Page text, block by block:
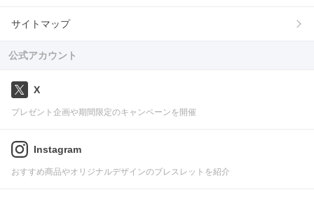
サイトマップ
公式アカウント
X
プレゼント企画や期間限定のキャンペーンを開催
Instagram
おすすめ商品やオリジナルデザインのブレスレットを紹介